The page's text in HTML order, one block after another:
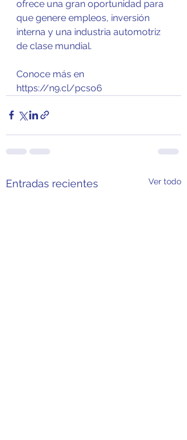
ofrece una gran oportunidad para
que genere empleos, inversión
interna y una industria automotriz
de clase mundial.
Conoce más en
https://n9.cl/pcso6
Entradas recientes Ver todo